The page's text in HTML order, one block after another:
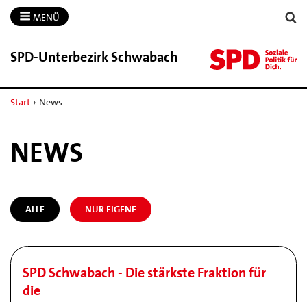
MENÜ
SPD-​Unterbezirk Schwabach
Start › News
NEWS
ALLE NUR EIGENE
SPD Schwabach - Die stärkste Fraktion für
die